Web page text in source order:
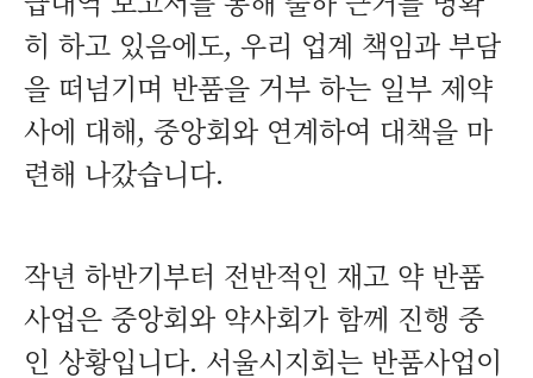
히 하고 있음에도, 우리 업계 책임과 부담
을 떠넘기며 반품을 거부 하는 일부 제약
사에 대해, 중앙회와 연계하여 대책을 마
련해 나갔습니다.
작년 하반기부터 전반적인 재고 약 반품
사업은 중앙회와 약사회가 함께 진행 중
인 상황입니다. 서울시지회는 반품사업이